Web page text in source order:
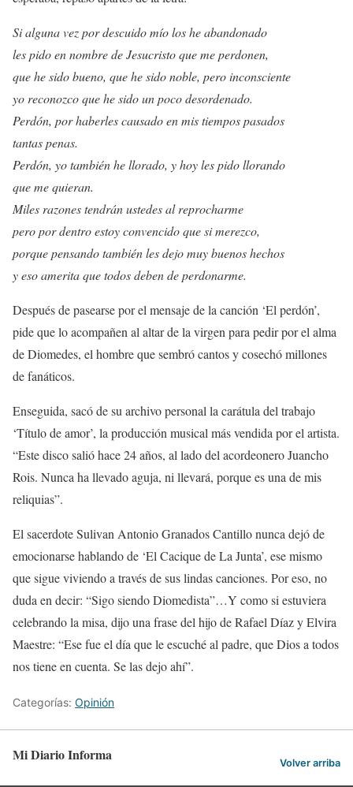
Si alguna vez por descuido mío los he abandonado
les pido en nombre de Jesucristo que me perdonen,
que he sido bueno, que he sido noble, pero inconsciente
yo reconozco que he sido un poco desordenado.
Perdón, por haberles causado en mis tiempos pasados
tantas penas.
Perdón, yo también he llorado, y hoy les pido llorando
que me quieran.
Miles razones tendrán ustedes al reprocharme
pero por dentro estoy convencido que si merezco,
porque pensando también les dejo muy buenos hechos
y eso amerita que todos deben de perdonarme.
Después de pasearse por el mensaje de la canción ‘El perdón’,
pide que lo acompañen al altar de la virgen para pedir por el alma
de Diomedes, el hombre que sembró cantos y cosechó millones
de fanáticos.
Enseguida, sacó de su archivo personal la carátula del trabajo
‘Título de amor’, la producción musical más vendida por el artista.
“Este disco salió hace 24 años, al lado del acordeonero Juancho
Rois. Nunca ha llevado aguja, ni llevará, porque es una de mis
reliquias”.
El sacerdote Sulivan Antonio Granados Cantillo nunca dejó de
emocionarse hablando de ‘El Cacique de La Junta’, ese mismo
que sigue viviendo a través de sus lindas canciones. Por eso, no
duda en decir: “Sigo siendo Diomedista”…Y como si estuviera
celebrando la misa, dijo una frase del hijo de Rafael Díaz y Elvira
Maestre: “Ese fue el día que le escuché al padre, que Dios a todos
nos tiene en cuenta. Se las dejo ahí”.
Categorías: Opinión
Mi Diario Informa Volver arriba